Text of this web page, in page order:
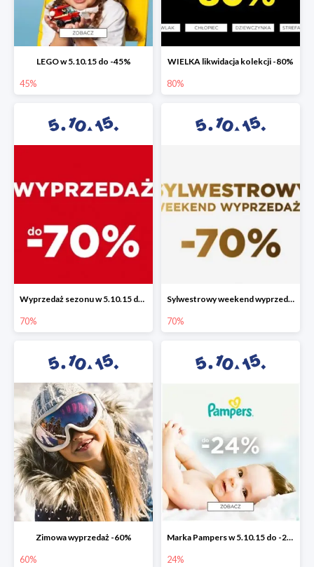
LEGO w 5.10.15 do -45%
45%
WIELKA likwidacja kolekcji -80%
80%
Wyprzedaż sezonu w 5.10.15 do -70%
70%
Sylwestrowy weekend wyprzedaży do -70%
70%
Zimowa wyprzedaż -60%
60%
Marka Pampers w 5.10.15 do -24%
24%